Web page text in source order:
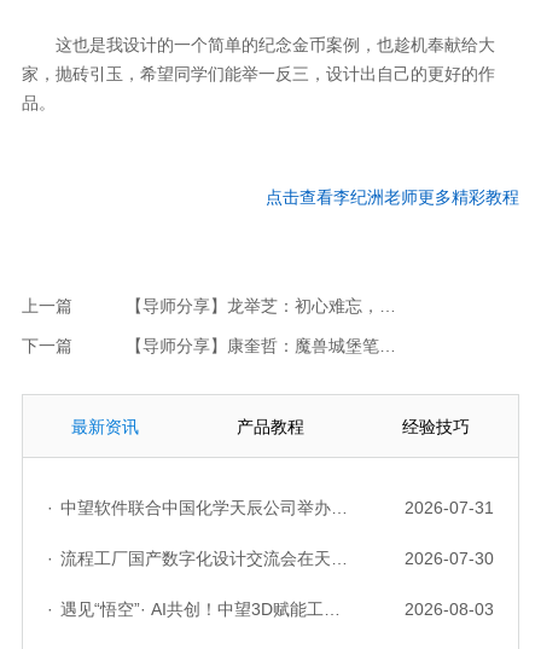
这也是我设计的一个简单的纪念金币案例，也趁机奉献给大
家，抛砖引玉，希望同学们能举一反三，设计出自己的更好的作
品。
点击查看李纪洲老师更多精彩教程
上一篇
下一篇 【导师分享】康奎哲：魔兽城堡笔筒，又一波兽迷福利来袭~赶快mark/(马住)！
最新资讯 产品教程 经验技巧
· 中望软件联合中国化学天辰公司举办“走进标杆企业”研讨会，共探流程工业数字化创新实践 2026-07-31
· 流程工厂国产数字化设计交流会在天津召开，中望自主CAD底座助力行业数字化转型实践获广泛关注 2026-07-30
· 遇见“悟空”· AI共创！中望3D赋能工业设计国产化与AI创新升级 2026-08-03